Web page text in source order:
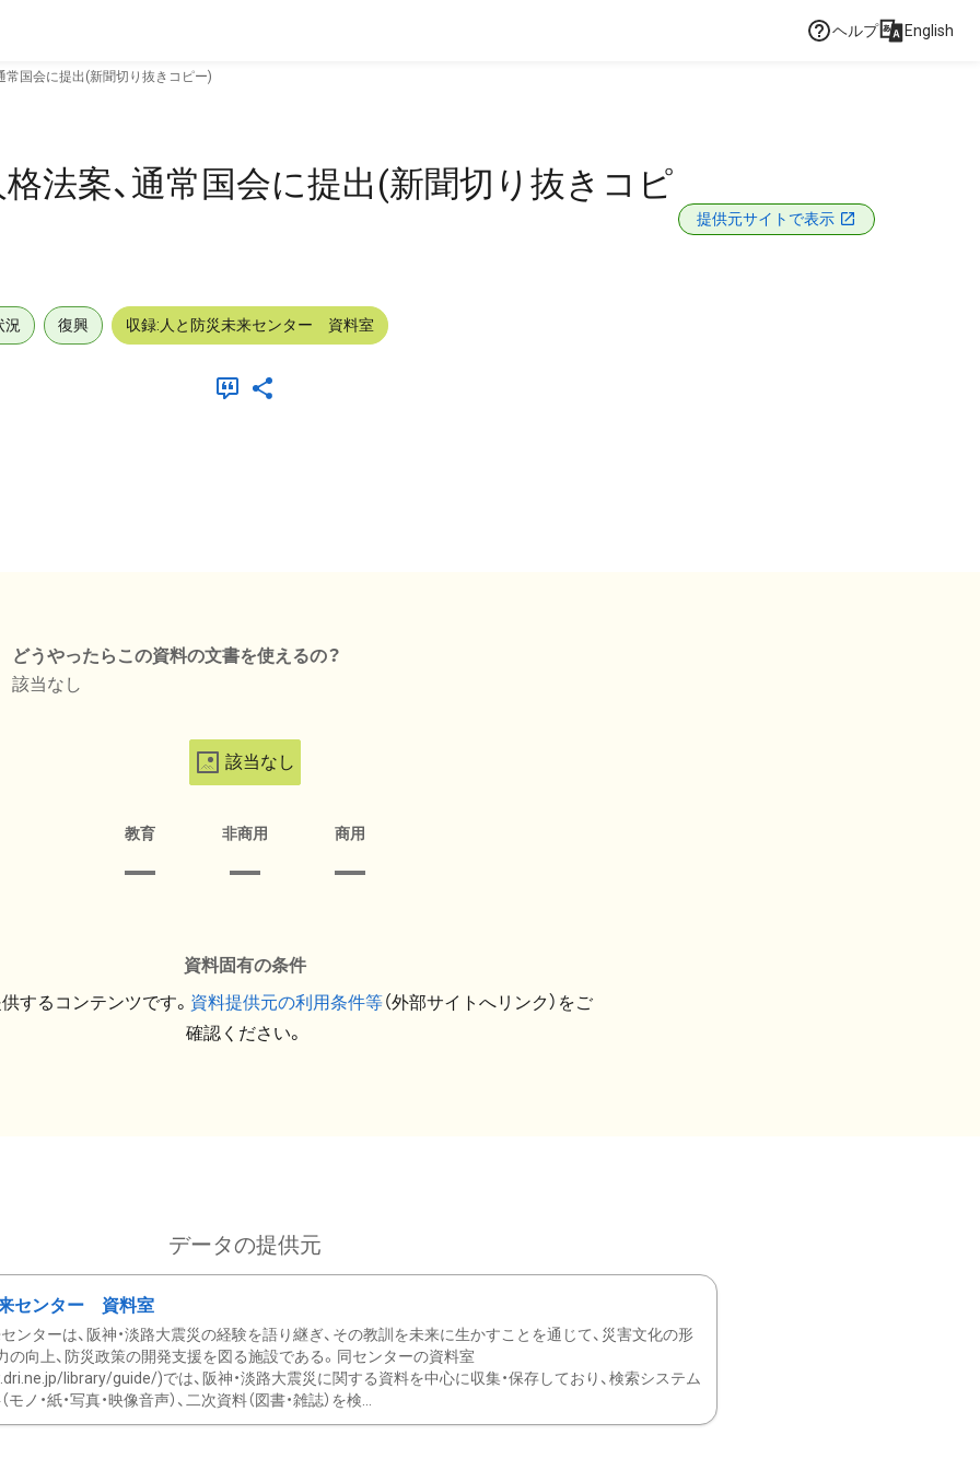
ヘルプ English
常国会に提出(新聞切り抜きコピー)
法案、通常国会に提出(新聞切り抜きコピ
提供元サイトで表示
況 復興 収録:人と防災未来センター 資料室
どうやったらこの資料の文書を使えるの？
該当なし
該当なし
教育 非商用 商用
資料固有の条件
するコンテンツです。 資料提供元の利用条件等（外部サイトへリンク）をご
確認ください。
データの提供元
センター 資料室
ンターは、阪神・淡路大震災の経験を語り継ぎ、その教訓を未来に生かすことを通じて、災害文化の形
の向上、防災政策の開発支援を図る施設である。同センターの資料室
library/guide/)では、阪神・淡路大震災に関する資料を中心に収集・保存しており、検索システム
ノ・紙・写真・映像音声）、二次資料（図書・雑誌）を検...